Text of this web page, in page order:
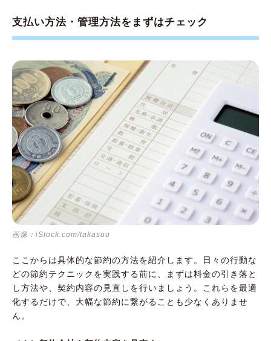
支払い方法・管理方法をまずはチェック
画像：iStock.com/takasuu
ここからは具体的な節約の方法を紹介します。日々の行動な
どの節約テクニックを実践する前に、まずは料金の引き落と
し方法や、契約内容の見直しを行いましょう。これらを最適
化するだけで、大幅な節約に繋がることも少なくありませ
ん。